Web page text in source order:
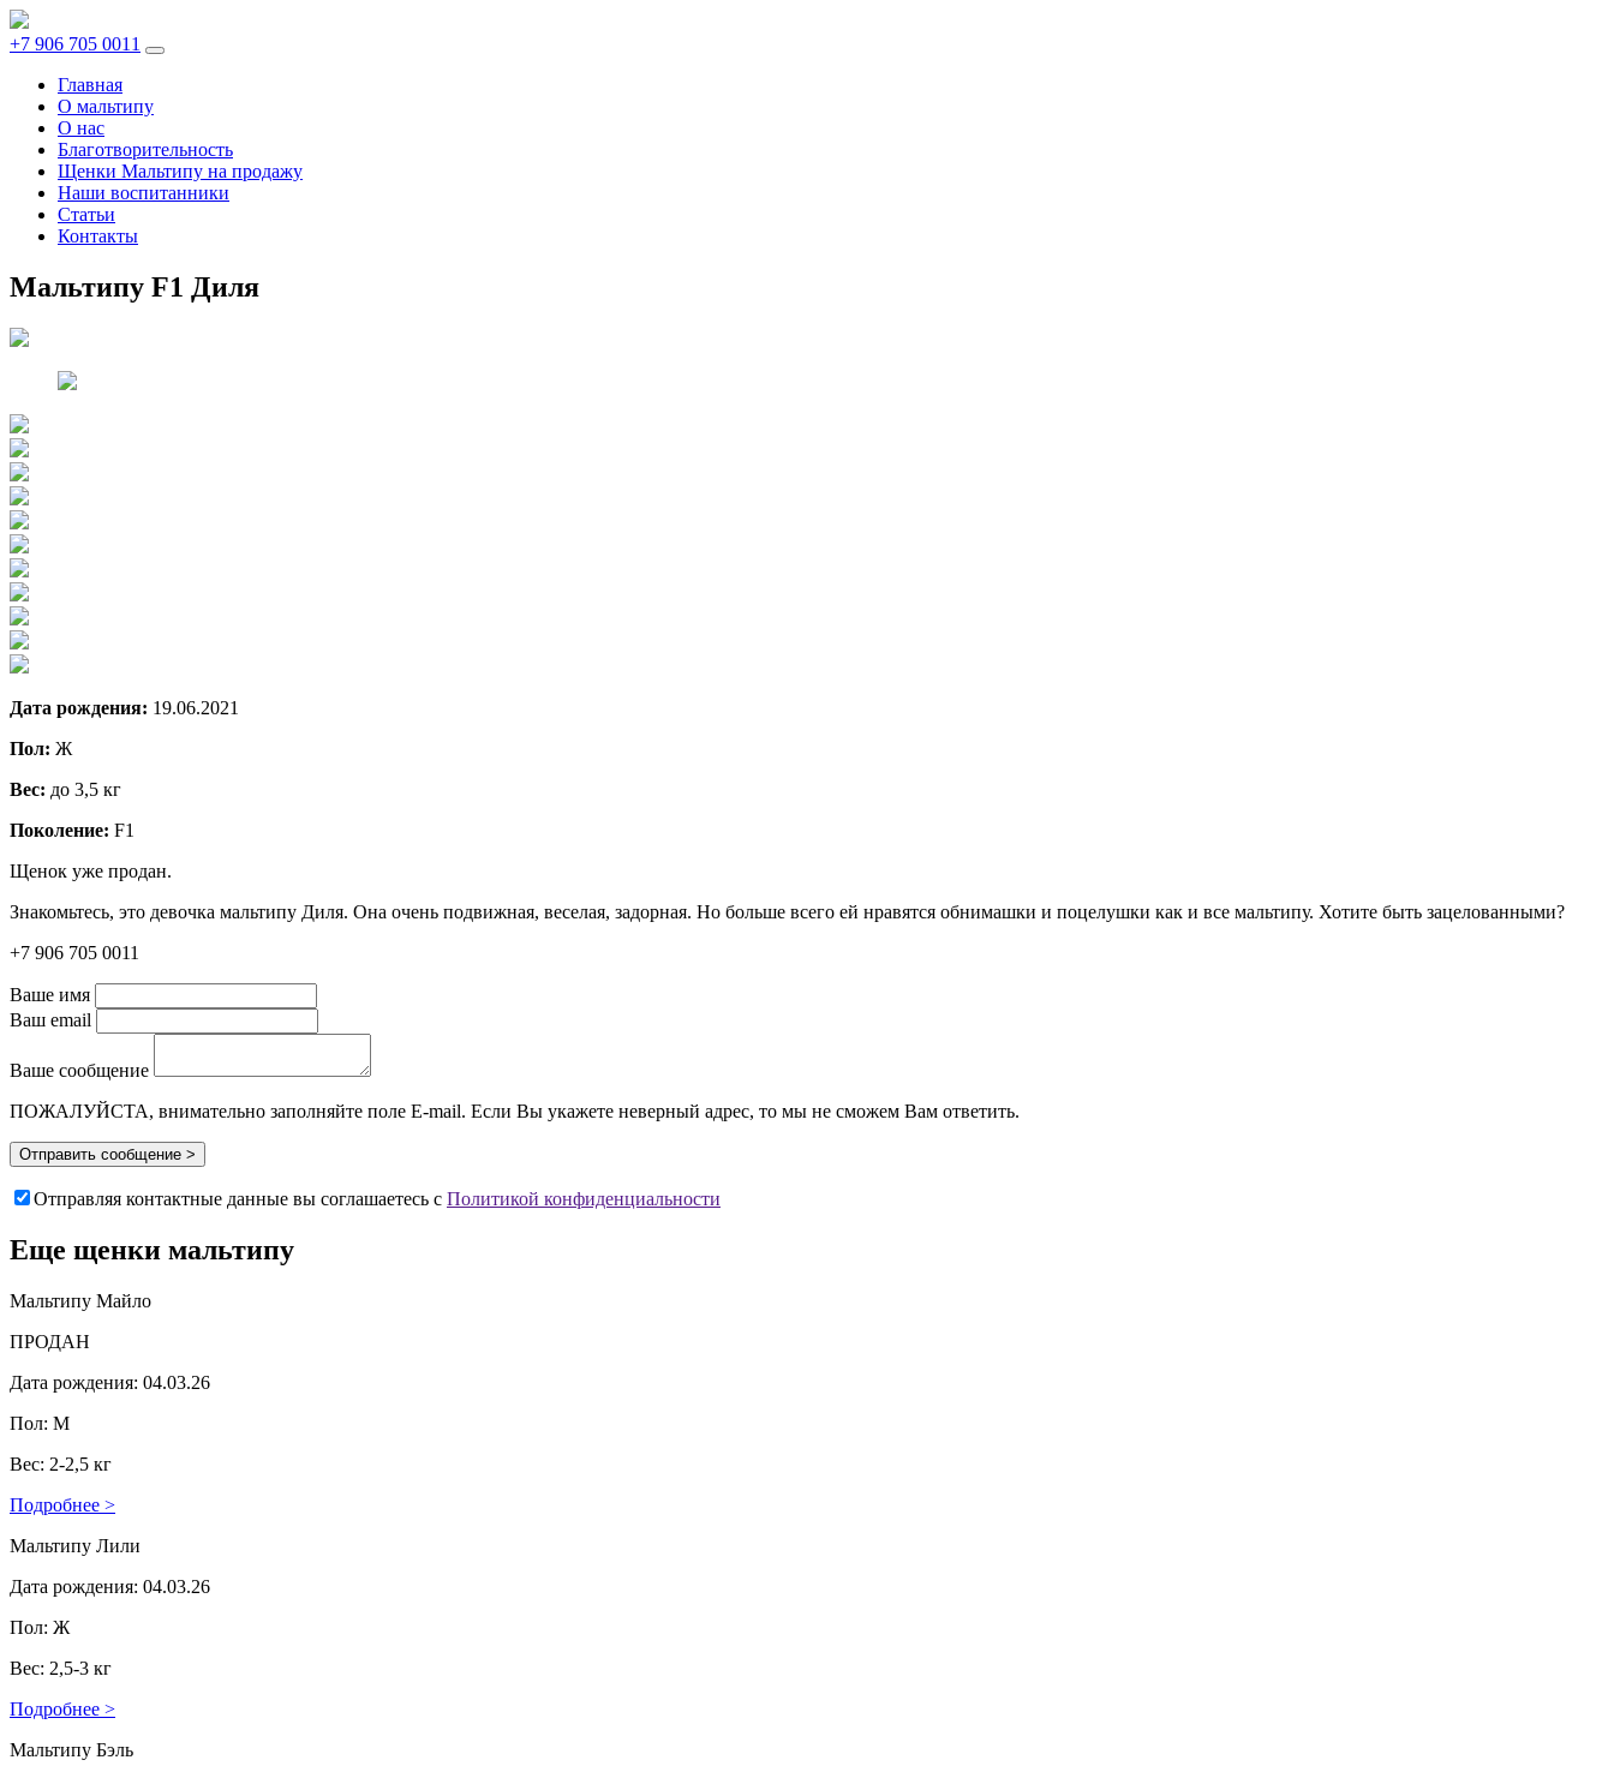
+7 906 705 0011
Главная
О мальтипу
О нас
Благотворительность
Щенки Мальтипу на продажу
Наши воспитанники
Статьи
Контакты
Мальтипу F1 Диля
Дата рождения: 19.06.2021
Пол: Ж
Вес: до 3,5 кг
Поколение: F1
Щенок уже продан.
Знакомьтесь, это девочка мальтипу Диля. Она очень подвижная, веселая, задорная. Но больше всего ей нравятся обнимашки и поцелушки как и все мальтипу. Хотите быть зацелованными?
+7 906 705 0011
Ваше имя
Ваш email
Ваше сообщение
ПОЖАЛУЙСТА, внимательно заполняйте поле E-mail. Если Вы укажете неверный адрес, то мы не сможем Вам ответить.
Отправить сообщение >
Отправляя контактные данные вы соглашаетесь с Политикой конфиденциальности
Еще щенки мальтипу
Мальтипу Майло
ПРОДАН
Дата рождения: 04.03.26
Пол: М
Вес: 2-2,5 кг
Подробнее >
Мальтипу Лили
Дата рождения: 04.03.26
Пол: Ж
Вес: 2,5-3 кг
Подробнее >
Мальтипу Бэль